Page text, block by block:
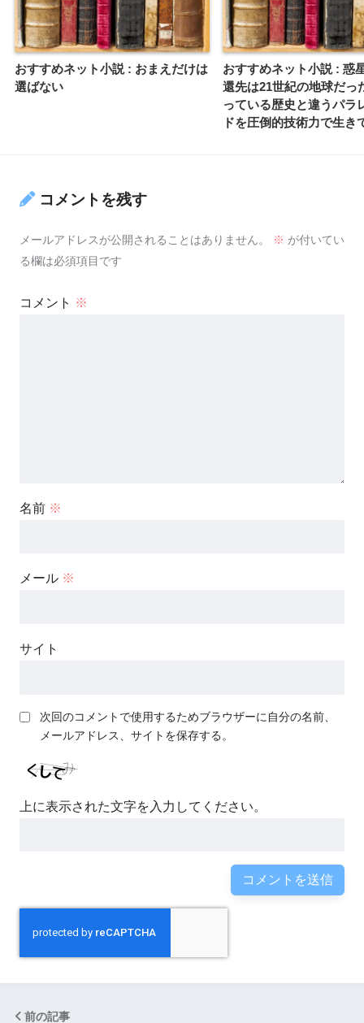
おすすめネット小説 : おまえだけは
選ばない
おすすめネット小説 : 惑
還先は21世紀の地球だっ
っている歴史と違うパラ
ドを圧倒的技術力で生き
コメントを残す
メールアドレスが公開されることはありません。 ※ が付いてい
る欄は必須項目です
コメント ※
名前 ※
メール ※
サイト
次回のコメントで使用するためブラウザーに自分の名前、
メールアドレス、サイトを保存する。
上に表示された文字を入力してください。
前の記事